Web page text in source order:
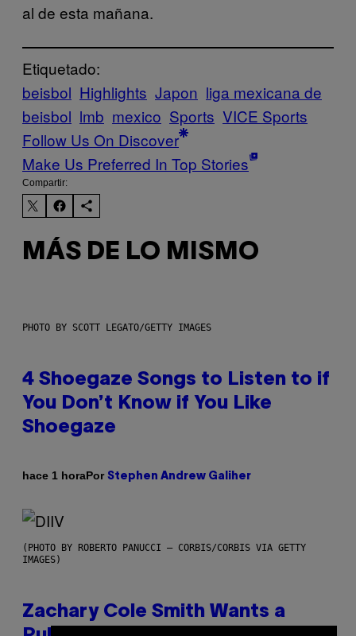
al de esta mañana.
Etiquetado:
beisbol Highlights Japon liga mexicana de
beisbol lmb mexico Sports VICE Sports
Follow Us On Discover
Make Us Preferred In Top Stories
Compartir:
MÁS DE LO MISMO
PHOTO BY SCOTT LEGATO/GETTY IMAGES
4 Shoegaze Songs to Listen to if
You Don’t Know if You Like
Shoegaze
hace 1 horaPor Stephen Andrew Galiher
(PHOTO BY ROBERTO PANUCCI – CORBIS/CORBIS VIA GETTY
IMAGES)
Zachary Cole Smith Wants a